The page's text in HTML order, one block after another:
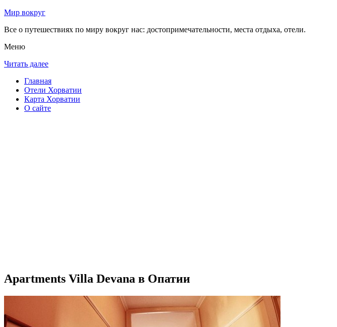
Мир вокруг
Все о путешествиях по миру вокруг нас: достопримечательности, места отдыха, отели.
Меню
Читать далее
Главная
Отели Хорватии
Карта Хорватии
О сайте
Apartments Villa Devana в Опатии